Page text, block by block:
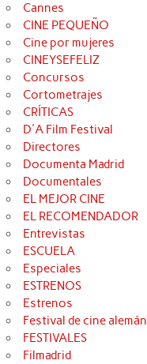
Cannes
CINE PEQUEÑO
Cine por mujeres
CINEYSEFELIZ
Concursos
Cortometrajes
CRÍTICAS
D'A Film Festival
Directores
Documenta Madrid
Documentales
EL MEJOR CINE
EL RECOMENDADOR
Entrevistas
ESCUELA
Especiales
ESTRENOS
Estrenos
Festival de cine alemán
FESTIVALES
Filmadrid